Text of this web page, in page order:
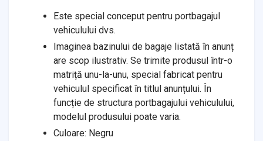
Este special conceput pentru portbagajul
vehiculului dvs.
Imaginea bazinului de bagaje listată în anunț
are scop ilustrativ. Se trimite produsul într-o
matriță unu-la-unu, special fabricat pentru
vehiculul specificat în titlul anunțului. În
funcție de structura portbagajului vehiculului,
modelul produsului poate varia.
Culoare: Negru